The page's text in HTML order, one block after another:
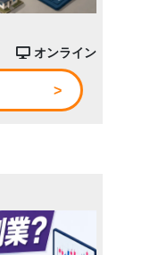
オンライン